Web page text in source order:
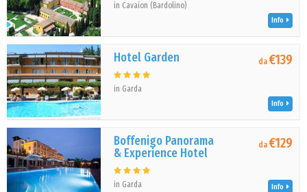
in Cavaion (Bardolino)
Info
Hotel Garden
in Garda
da€139
Info
Boffenigo Panorama
& Experience Hotel
in Garda
da€129
Info